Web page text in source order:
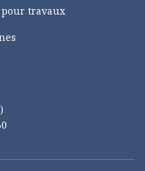
pour travaux